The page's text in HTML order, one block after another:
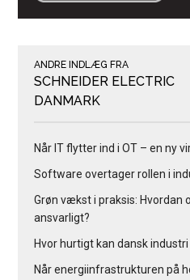
ANDRE INDLÆG FRA
SCHNEIDER ELECTRIC
DANMARK
Når IT flytter ind i OT – en ny
Software overtager rollen i
Grøn vækst i praksis: Hvordan
ansvarligt?
Hvor hurtigt kan dansk
Når energiinfrastrukturen på